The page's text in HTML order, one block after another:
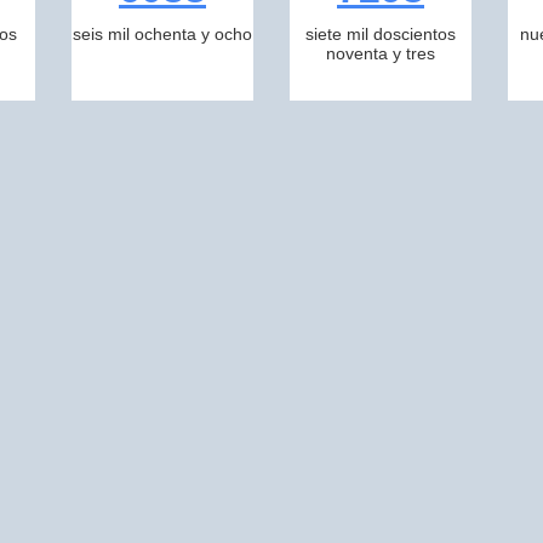
seis mil ochenta y ocho
siete mil doscientos
noventa y tres